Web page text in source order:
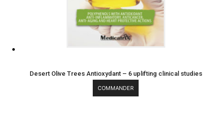
Desert Olive Trees Antioxydant – 6 uplifting clinical studies
COMMANDER